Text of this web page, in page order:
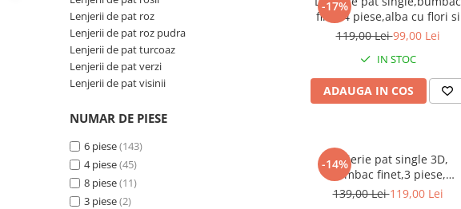
Lenjerii de pat roz
Lenjerii de pat roz pudra
Lenjerii de pat turcoaz
Lenjerii de pat verzi
Lenjerii de pat visinii
NUMAR DE PIESE
6 piese(143)
4 piese(45)
8 piese(11)
3 piese(2)
-17%
finet,4 piese,alba cu flori si
delfini-A597
119,00 Lei99,00 Lei
IN STOC
ADAUGA IN COS
-14%
Lenjerie pat single 3D,
bumbac finet,3 piese,
cearceaf pat clasic 160cm x
139,00 Lei119,00 Lei